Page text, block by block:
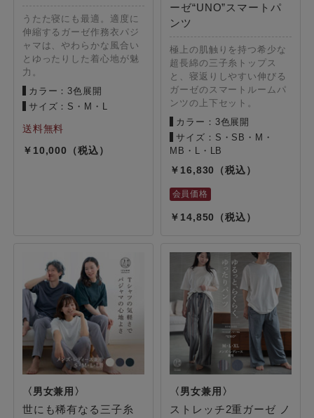
うたた寝にも最適。適度に
伸縮するガーゼ作務衣パジ
ャマは、やわらかな風合い
とゆったりした着心地が魅
力。
カラー：3色展開
サイズ：S・M・L
10,000
ーゼ“UNO”スマートパ
ンツ
極上の肌触りを持つ希少な
超長綿の三子糸トップス
と、寝返りしやすい伸びる
ガーゼのスマートルームパ
ンツの上下セット。
カラー：3色展開
サイズ：S・SB・M・
MB・L・LB
16,830
14,850
世にも稀有なる三子糸
ストレッチ2重ガーゼ ノ